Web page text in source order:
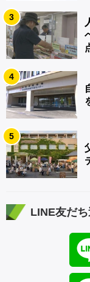
3
4
5
LINE友だ